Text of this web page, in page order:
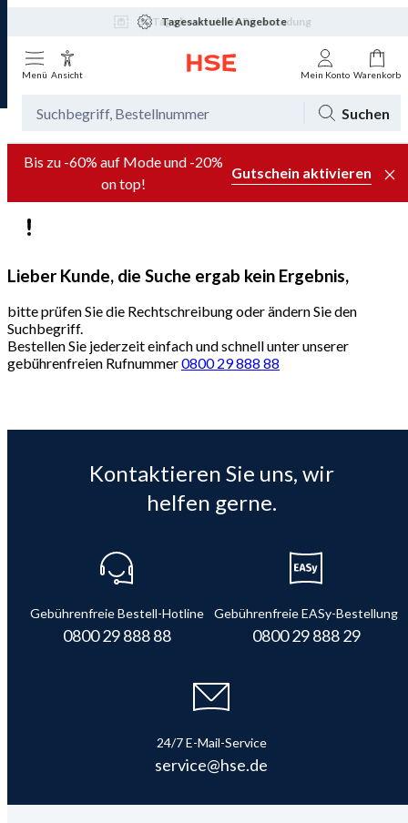
Tagesaktuelle Angebote
Menü Ansicht Mein Konto Warenkorb
Suchen
Bis zu -60% auf Mode und -20%
on top!
Gutschein aktivieren
Lieber Kunde, die Suche ergab kein Ergebnis,
bitte prüfen Sie die Rechtschreibung oder ändern Sie den
Suchbegriff.
Bestellen Sie jederzeit einfach und schnell unter unserer
gebührenfreien Rufnummer0800 29 888 88
Kontaktieren Sie uns, wir
helfen gerne.
Gebührenfreie Bestell-Hotline
0800 29 888 88
Gebührenfreie EASy-Bestellung
0800 29 888 29
24/7 E-Mail-Service
service@hse.de